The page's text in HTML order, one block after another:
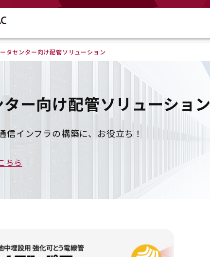
タセンター向け配管ソリューション
ー向け配管ソリューション
信インフラの構築に、お役立ち！
ちら